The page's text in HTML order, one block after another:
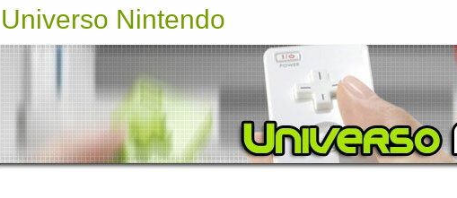
Universo Nintendo